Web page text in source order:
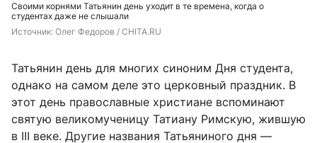
Своими корнями Татьянин день уходит в те времена, когда о
студентах даже не слышали
Источник: Олег Федоров / CHITA.RU
Татьянин день для многих синоним Дня студента,
однако на самом деле это церковный праздник. В
этот день православные христиане вспоминают
святую великомученицу Татиану Римскую, жившую
в III веке. Другие названия Татьяниного дня —